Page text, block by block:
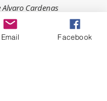
Cardenas
73-5
Email Facebook